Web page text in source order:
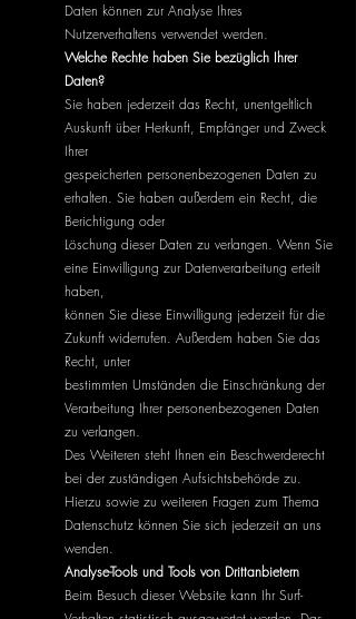
Daten können zur Analyse Ihres
Nutzerverhaltens verwendet werden.
Welche Rechte haben Sie bezüglich Ihrer
Daten?
Sie haben jederzeit das Recht, unentgeltlich
Auskunft über Herkunft, Empfänger und Zweck
Ihrer
gespeicherten personenbezogenen Daten zu
erhalten. Sie haben außerdem ein Recht, die
Berichtigung oder
Löschung dieser Daten zu verlangen. Wenn Sie
eine Einwilligung zur Datenverarbeitung erteilt
haben,
können Sie diese Einwilligung jederzeit für die
Zukunft widerrufen. Außerdem haben Sie das
Recht, unter
bestimmten Umständen die Einschränkung der
Verarbeitung Ihrer personenbezogenen Daten
zu verlangen.
Des Weiteren steht Ihnen ein Beschwerderecht
bei der zuständigen Aufsichtsbehörde zu.
Hierzu sowie zu weiteren Fragen zum Thema
Datenschutz können Sie sich jederzeit an uns
wenden.
Analyse-Tools und Tools von Drittanbietern
Beim Besuch dieser Website kann Ihr Surf-